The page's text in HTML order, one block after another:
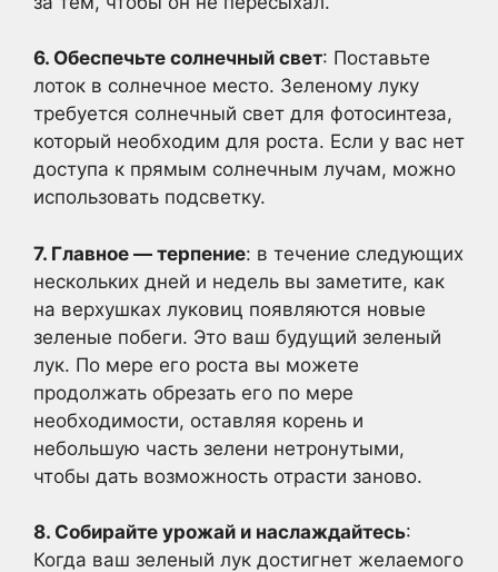
6. Обеспечьте солнечный свет: Поставьте
лоток в солнечное место. Зеленому луку
требуется солнечный свет для фотосинтеза,
который необходим для роста. Если у вас нет
доступа к прямым солнечным лучам, можно
использовать подсветку.
7. Главное — терпение: в течение следующих
нескольких дней и недель вы заметите, как
на верхушках луковиц появляются новые
зеленые побеги. Это ваш будущий зеленый
лук. По мере его роста вы можете
продолжать обрезать его по мере
необходимости, оставляя корень и
небольшую часть зелени нетронутыми,
чтобы дать возможность отрасти заново.
8. Собирайте урожай и наслаждайтесь:
Когда ваш зеленый лук достигнет желаемого